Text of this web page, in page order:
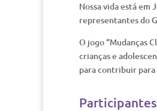
Nossa vida está em
representantes do
O jogo “Mudanças
crianças e
para contribuir para
Participantes